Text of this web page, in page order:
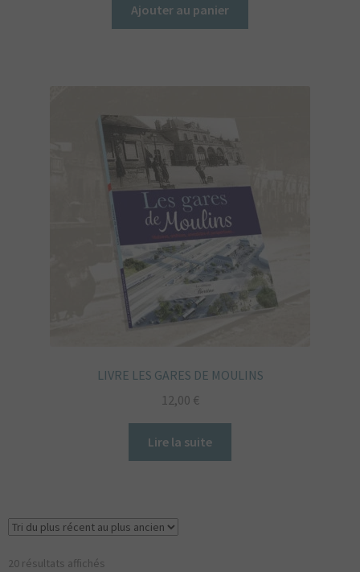
Ajouter au panier
LIVRE LES GARES DE MOULINS
12,00 €
Lire la suite
20 résultats affichés